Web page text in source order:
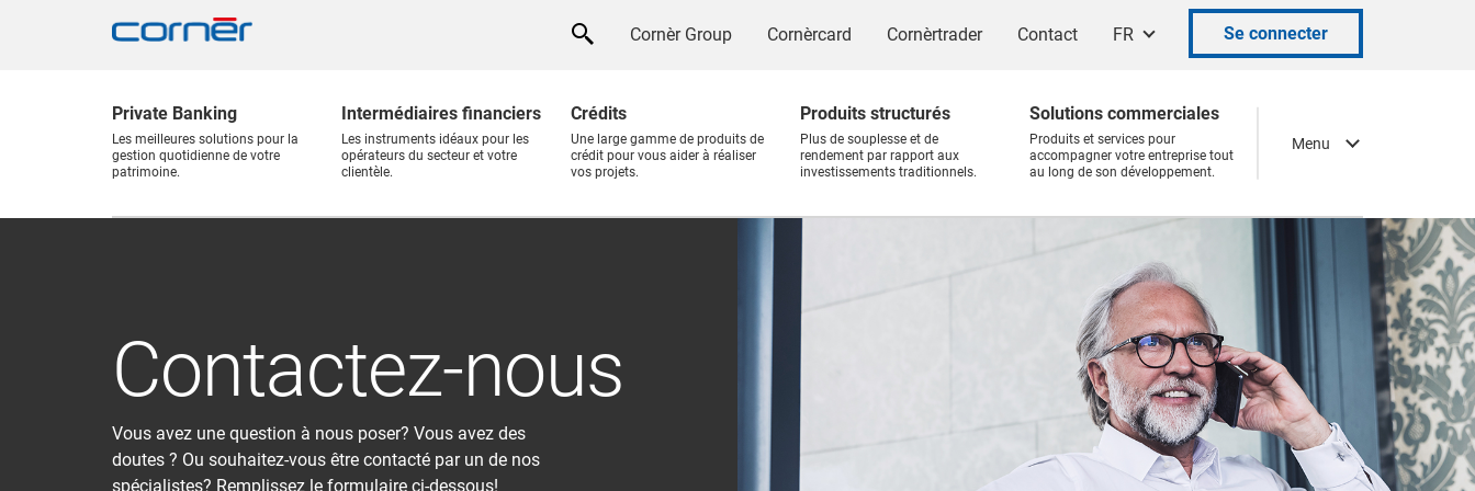
Cornèr Group Cornèrcard Cornèrtrader Contact FR Se connecter
Menu
Private Banking
Les meilleures solutions pour la
gestion quotidienne de votre
patrimoine.
Intermédiaires financiers
Les instruments idéaux pour les
opérateurs du secteur et votre
clientèle.
Crédits
Une large gamme de produits de
crédit pour vous aider à réaliser
vos projets.
Produits structurés
Plus de souplesse et de
rendement par rapport aux
investissements traditionnels.
Solutions commerciales
Produits et services pour
accompagner votre entreprise tout
au long de son développement.
Contactez-nous
Vous avez une question à nous poser? Vous avez des
doutes ? Ou souhaitez-vous être contacté par un de nos
spécialistes? Remplissez le formulaire ci-dessous!